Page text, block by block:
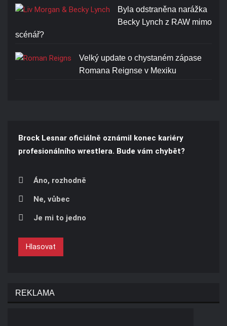
Byla odstraněna narážka
Becky Lynch z RAW mimo
scénář?
Velký update o chystaném zápase
Romana Reignse v Mexiku
Brock Lesnar oficiálně oznámil konec kariéry
profesionálního wrestlera. Bude vám chybět?
Áno, rozhodně
Ne, vůbec
Je mi to jedno
Hlasovat
REKLAMA